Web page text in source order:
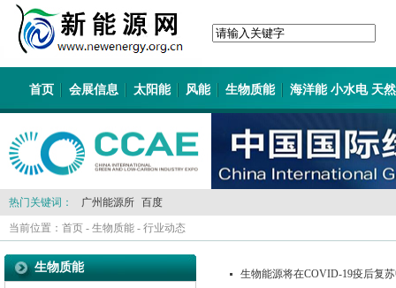
首页 会展信息 太阳能 风能 生物质能 海洋能 小水电 天
热门关键词： 广州能源所 百度
当前位置： 首页 - 生物质能 - 行业动态
生物质能
生物能源将在COVID-19疫后复